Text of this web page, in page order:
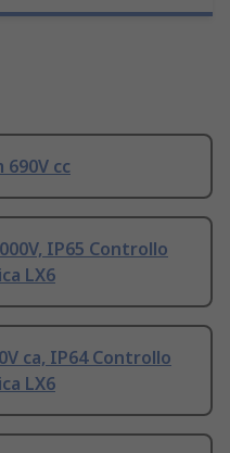
cc
IP65 Controllo
LX6
ca, IP64 Controllo
LX6